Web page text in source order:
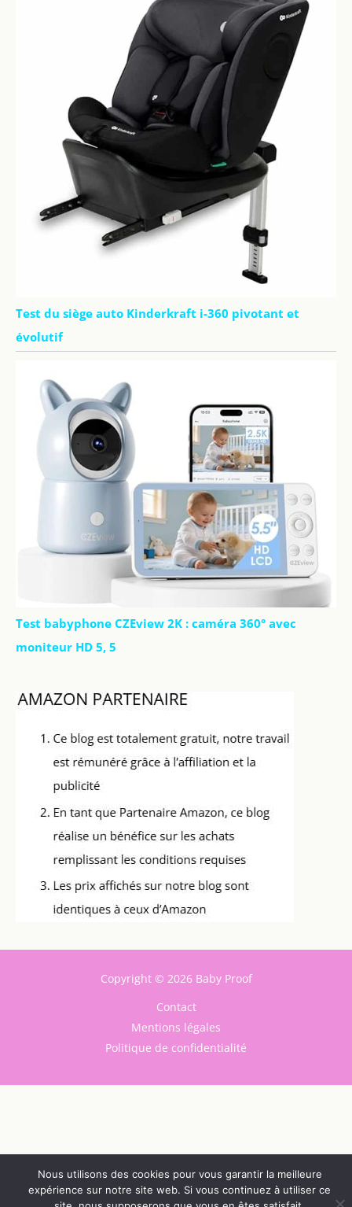
Test du siège auto Kinderkraft i-360 pivotant et
évolutif
Test babyphone CZEview 2K : caméra 360° avec
moniteur HD 5, 5
Copyright © 2026 Baby Proof
Contact
Mentions légales
Politique de confidentialité
Nous utilisons des cookies pour vous garantir la meilleure
expérience sur notre site web. Si vous continuez à utiliser ce